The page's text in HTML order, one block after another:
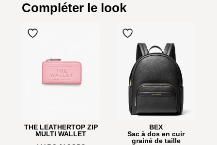
Compléter le look
THE LEATHERTOP ZIP
MULTI WALLET
BEX
Sac à dos en cuir
grainé de taille